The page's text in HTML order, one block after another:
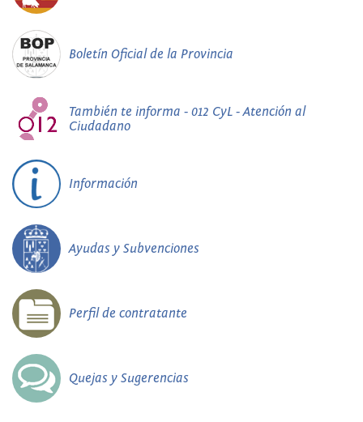
Boletín Oficial de la Provincia
También te informa - 012 CyL - Atención al
Ciudadano
Información
Ayudas y Subvenciones
Perfil de contratante
Quejas y Sugerencias